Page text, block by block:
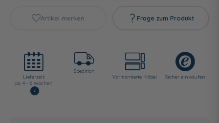
Artikel merken Frage zum Produkt
Lieferzeit:
ca. 4 - 6 Wochen
i
Spedition
Vormontierte Möbel
Sicher einkaufen